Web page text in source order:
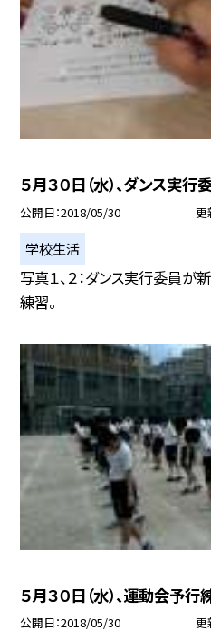
５月３０日（水）、ダンス実行
公開日 2018/05/30 更
学校生活
写真１、２：ダンス実行委員が
練習。
５月３０日（水）、運動会予行
公開日 2018/05/30 更